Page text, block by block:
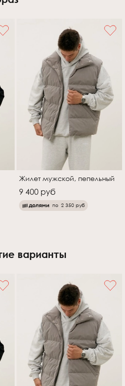
Жилет мужской, пепельный
9 400 руб
по 2 350 руб
варианты